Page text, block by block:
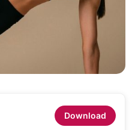
Download